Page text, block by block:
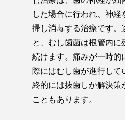
した場合に行われ、神
掃し消毒する治療です。
と、むし歯菌は根管内に
続けます。痛みが一時的
際にはむし歯が進行して
終的には抜歯しか解決策
こともあります。